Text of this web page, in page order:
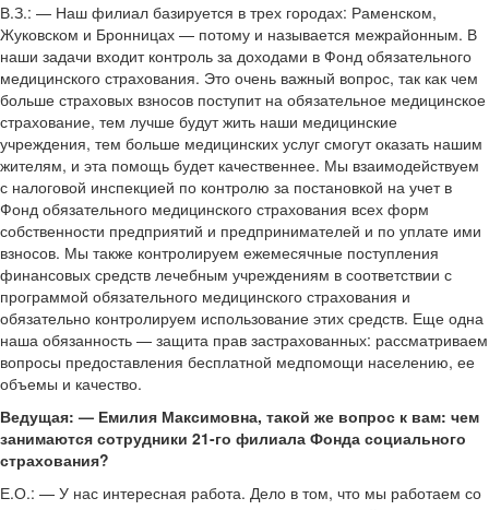
В.З.: — Наш филиал базируется в трех городах: Раменском,
Жуковском и Бронницах — потому и называется межрайонным. В
наши задачи входит контроль за доходами в Фонд обязательного
медицинского страхования. Это очень важный вопрос, так как чем
больше страховых взносов поступит на обязательное медицинское
страхование, тем лучше будут жить наши медицинские
учреждения, тем больше медицинских услуг смогут оказать нашим
жителям, и эта помощь будет качественнее. Мы взаимодействуем
с налоговой инспекцией по контролю за постановкой на учет в
Фонд обязательного медицинского страхования всех форм
собственности предприятий и предпринимателей и по уплате ими
взносов. Мы также контролируем ежемесячные поступления
финансовых средств лечебным учреждениям в соответствии с
программой обязательного медицинского страхования и
обязательно контролируем использование этих средств. Еще одна
наша обязанность — защита прав застрахованных: рассматриваем
вопросы предоставления бесплатной медпомощи населению, ее
объемы и качество.
Ведущая: — Емилия Максимовна, такой же вопрос к вам: чем
занимаются сотрудники 21-го филиала Фонда социального
страхования?
Е.О.: — У нас интересная работа. Дело в том, что мы работаем со